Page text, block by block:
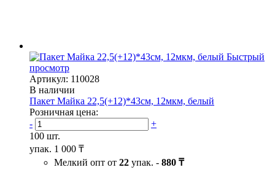
Быстрый
просмотр
Артикул: 110028
В наличии
Пакет Майка 22,5(+12)*43см, 12мкм, белый
Розничная цена:
-
+
100 шт.
упак. 1 000 ₸
Мелкий опт от 22 упак. - 880 ₸